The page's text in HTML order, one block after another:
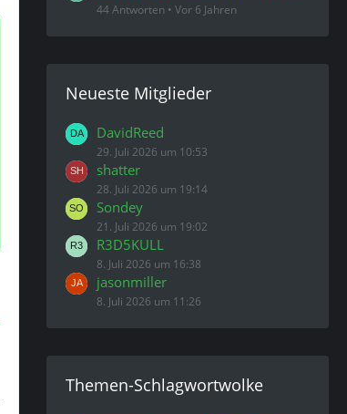
44 Antworten Vor 6 Jahren
Neueste Mitglieder
DavidReed
29. Juli 2026 um 10:53
shatter
28. Juli 2026 um 19:14
Sondey
21. Juli 2026 um 19:02
R3D5KULL
8. Juli 2026 um 16:38
jasonmiller
8. Juli 2026 um 11:26
Themen-Schlagwortwolke